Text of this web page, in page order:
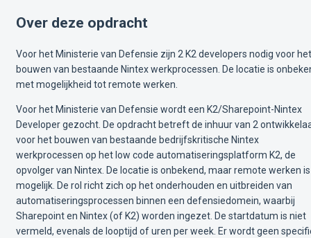
Over deze opdracht
Voor het Ministerie van Defensie zijn 2 K2 developers nodig voor het
bouwen van bestaande Nintex werkprocessen. De locatie is
met mogelijkheid tot remote werken.
Voor het Ministerie van Defensie wordt een K2/Sharepoint-Nintex
Developer gezocht. De opdracht betreft de inhuur van 2
voor het bouwen van bestaande bedrijfskritische Nintex
werkprocessen op het low code automatiseringsplatform K2, de
opvolger van Nintex. De locatie is onbekend, maar remote werken is
mogelijk. De rol richt zich op het onderhouden en uitbreiden van
automatiseringsprocessen binnen een defensiedomein, waarbij
Sharepoint en Nintex (of K2) worden ingezet. De startdatum is niet
vermeld, evenals de looptijd of uren per week. Er wordt geen